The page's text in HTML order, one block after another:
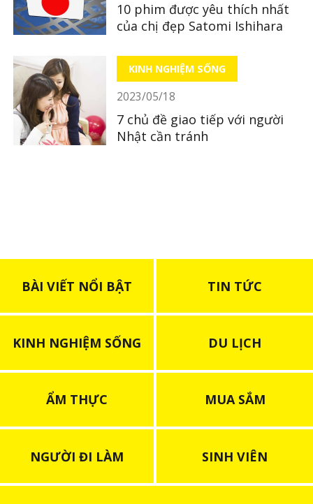
10 phim được yêu thích nhất
của chị đẹp Satomi Ishihara
KINH NGHIỆM SỐNG
2023/05/18
7 chủ đề giao tiếp với người
Nhật cần tránh
BÀI VIẾT NỔI BẬT TIN TỨC
KINH NGHIỆM SỐNG DU LỊCH
ẨM THỰC MUA SẮM
NGƯỜI ĐI LÀM SINH VIÊN